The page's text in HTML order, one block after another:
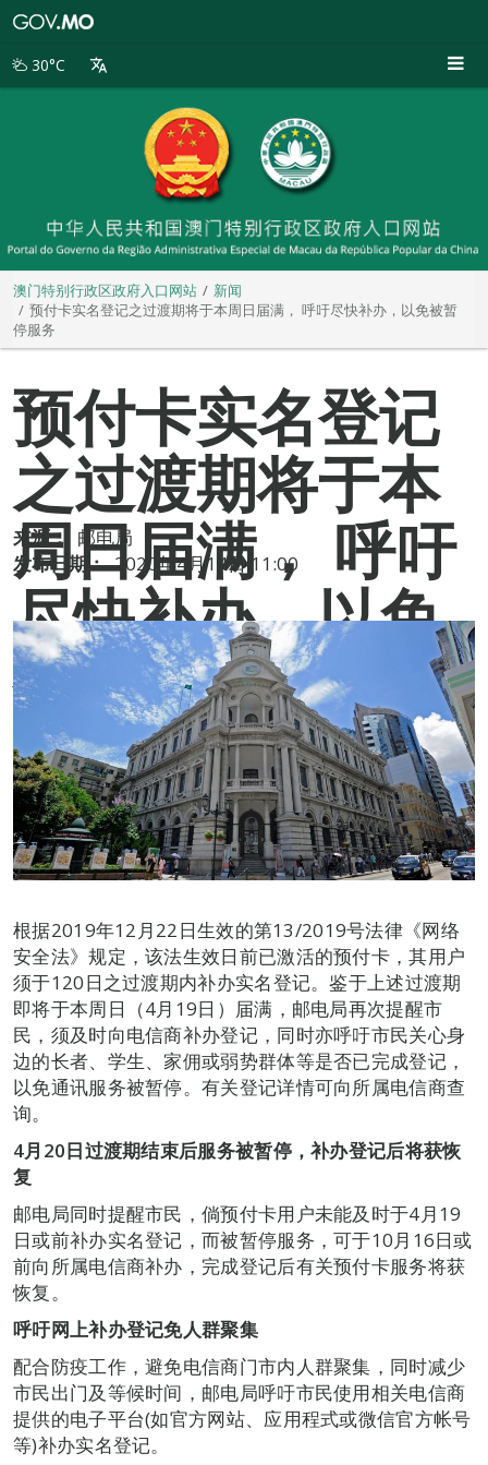
别
30°C
澳门特别行政区政府入口网站
新闻
预付卡实名登记之过渡期将于本周日届满， 呼吁尽快补办，以免被暂
停服务
预付卡实名登记
之过渡期将于本
周日届满， 呼吁
尽快补办，以免
被暂停服务
来源： 邮电局
发布日期： 2020年4月14日 11:00
根据2019年12月22日生效的第13/2019号法律《网络
安全法》规定，该法生效日前已激活的预付卡，其用户
须于120日之过渡期内补办实名登记。鉴于上述过渡期
即将于本周日（4月19日）届满，邮电局再次提醒市
民，须及时向电信商补办登记，同时亦呼吁市民关心身
边的长者、学生、家佣或弱势群体等是否已完成登记，
以免通讯服务被暂停。有关登记详情可向所属电信商查
询。
4月 20日过渡期结束后服务被暂停，补办登记后将获恢
复
邮电局同时提醒市民，倘预付卡用户未能及时于4月19
日或前补办实名登记，而被暂停服务，可于10月16日或
前向所属电信商补办，完成登记后有关预付卡服务将获
恢复。
呼吁网上补办登记免人群聚集
配合防疫工作，避免电信商门市内人群聚集，同时减少
市民出门及等候时间，邮电局呼吁市民使用相关电信商
提供的电子平台(如官方网站、应用程式或微信官方帐号
等)补办实名登记。